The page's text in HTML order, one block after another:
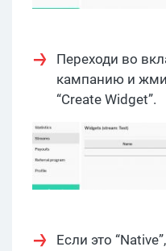
Переходи во
кампанию и жми
“Create Widget”.
Если это